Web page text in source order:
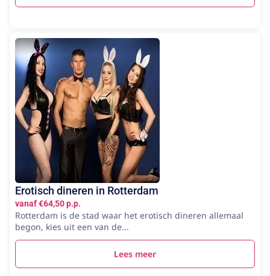
Erotisch dineren in Rotterdam
vanaf €64,50 p.p.
Rotterdam is de stad waar het erotisch dineren allemaal
begon, kies uit een van de...
Lees meer